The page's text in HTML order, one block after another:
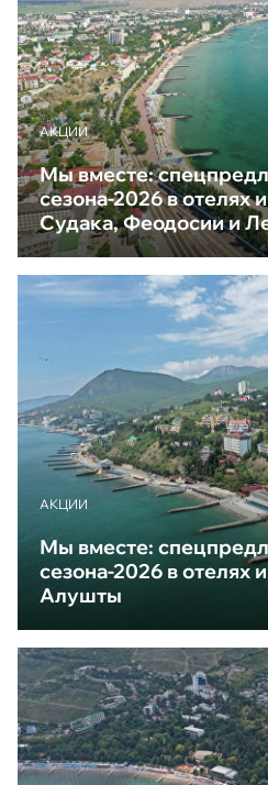
АКЦИИ
Мы вместе:
сезона-2026 в отелях
Судака, Феодосии и
АКЦИИ
Мы вместе:
сезона-2026 в отелях
Алушты